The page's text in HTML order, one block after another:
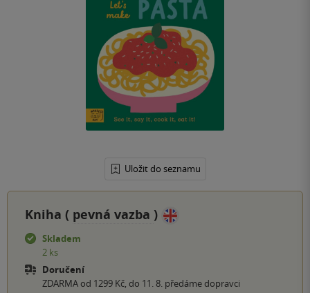
Uložit do seznamu
Kniha ( pevná vazba )
Skladem
2 ks
Doručení
ZDARMA od 1299 Kč, do 11. 8. předáme dopravci